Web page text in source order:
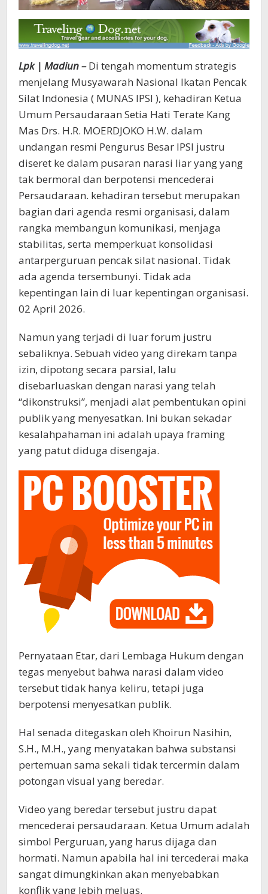
Lpk | Madiun –Di tengah momentum strategis
menjelang Musyawarah Nasional Ikatan Pencak
Silat Indonesia ( MUNAS IPSI ), kehadiran Ketua
Umum Persaudaraan Setia Hati Terate Kang
Mas Drs. H.R. MOERDJOKO H.W. dalam
undangan resmi Pengurus Besar IPSI justru
diseret ke dalam pusaran narasi liar yang yang
tak bermoral dan berpotensi mencederai
Persaudaraan. kehadiran tersebut merupakan
bagian dari agenda resmi organisasi, dalam
rangka membangun komunikasi, menjaga
stabilitas, serta memperkuat konsolidasi
antarperguruan pencak silat nasional. Tidak
ada agenda tersembunyi. Tidak ada
kepentingan lain di luar kepentingan organisasi.
02 April 2026.
Namun yang terjadi di luar forum justru
sebaliknya. Sebuah video yang direkam tanpa
izin, dipotong secara parsial, lalu
disebarluaskan dengan narasi yang telah
“dikonstruksi”, menjadi alat pembentukan opini
publik yang menyesatkan. Ini bukan sekadar
kesalahpahaman ini adalah upaya framing
yang patut diduga disengaja.
Pernyataan Etar, dari Lembaga Hukum dengan
tegas menyebut bahwa narasi dalam video
tersebut tidak hanya keliru, tetapi juga
berpotensi menyesatkan publik.
Hal senada ditegaskan oleh Khoirun Nasihin,
S.H., M.H., yang menyatakan bahwa substansi
pertemuan sama sekali tidak tercermin dalam
potongan visual yang beredar.
Video yang beredar tersebut justru dapat
mencederai persaudaraan. Ketua Umum adalah
simbol Perguruan, yang harus dijaga dan
hormati. Namun apabila hal ini tercederai maka
sangat dimungkinkan akan menyebabkan
konflik yang lebih meluas.